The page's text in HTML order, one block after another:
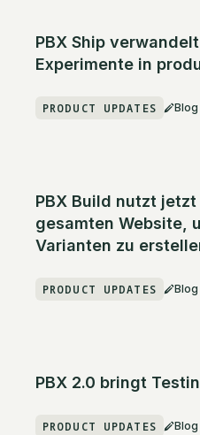
PBX Ship
Experimente in
PRODUCT UPDATES Blog
PBX Build nutzt
gesamten Website,
Varianten zu
PRODUCT UPDATES Blog
PBX 2.0 bringt
PRODUCT UPDATES Blog